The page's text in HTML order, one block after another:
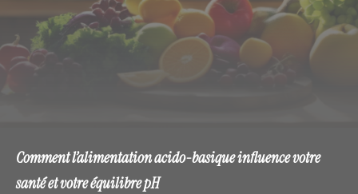
Comment l’alimentation acido-basique influence votre
santé et votre équilibre pH